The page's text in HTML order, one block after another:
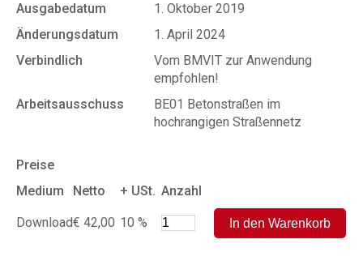
Ausgabedatum
1. Oktober 2019
Änderungsdatum
1. April 2024
Verbindlich
Vom BMVIT zur Anwendung
empfohlen!
Arbeitsausschuss
BE01 Betonstraßen im
hochrangigen Straßennetz
Preise
Medium
Netto + USt. Anzahl
Download€ 42,00 10 %